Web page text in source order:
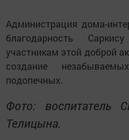
Администрация дома-
благодарность
участникам этой доброй
создание
подопечных.
Фото: воспитатель
Телицына.